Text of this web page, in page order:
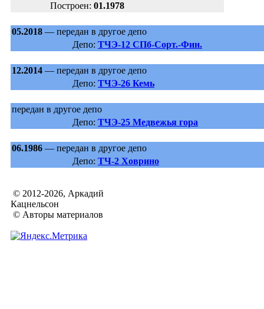
Построен: 01.1978
05.2018 — передан в другое депо
Депо: ТЧЭ-12 СПб-Сорт.-Фин.
12.2014 — передан в другое депо
Депо: ТЧЭ-26 Кемь
передан в другое депо
Депо: ТЧЭ-25 Медвежья гора
06.1986 — передан в другое депо
Депо: ТЧ-2 Ховрино
© 2012-2026, Аркадий
Кацнельсон
© Авторы материалов